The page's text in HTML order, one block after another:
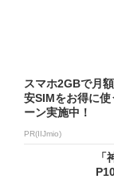
スマホ2GBで月
安SIMをお得に使
ーン実施中！
PR(IIJmio)